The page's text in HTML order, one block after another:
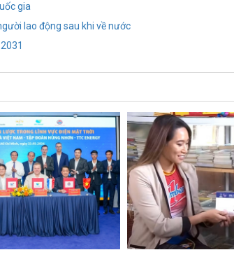
gia
lao động sau khi về nước